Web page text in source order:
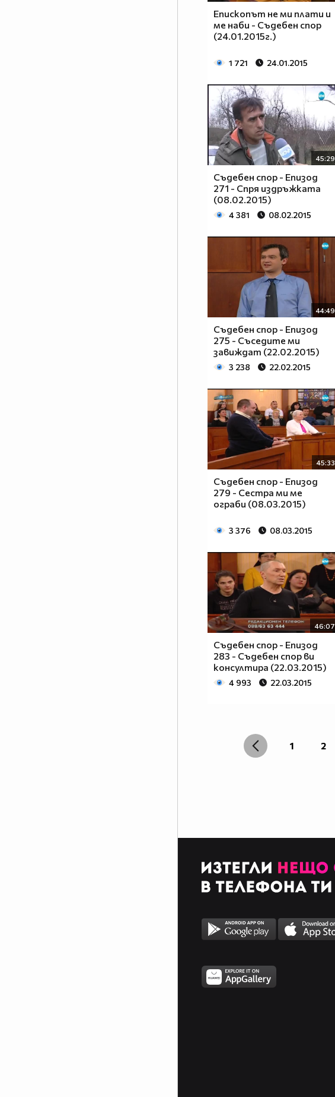
Епископът не ми плати и
ме наби - Съдебен спор
(24.01.2015г.)
1 721 24.01.2015
45:29
Съдебен спор - Епизод
271 - Спря издръжката
(08.02.2015)
4 381 08.02.2015
44:49
Съдебен спор - Епизод
275 - Съседите ми
завиждат (22.02.2015)
3 238 22.02.2015
45:33
Съдебен спор - Епизод
279 - Сестра ми ме
ограби (08.03.2015)
3 376 08.03.2015
46:07
Съдебен спор - Епизод
283 - Съдебен спор ви
консултира (22.03.2015)
4 993 22.03.2015
1 2